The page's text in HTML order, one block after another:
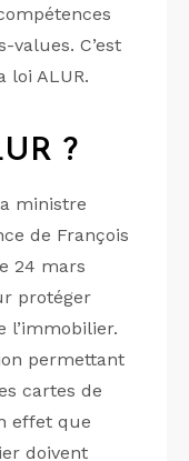
C’est
loi ALUR.
?
ministre
de François
24 mars
protéger
l’immobilier.
permettant
cartes de
effet que
doivent